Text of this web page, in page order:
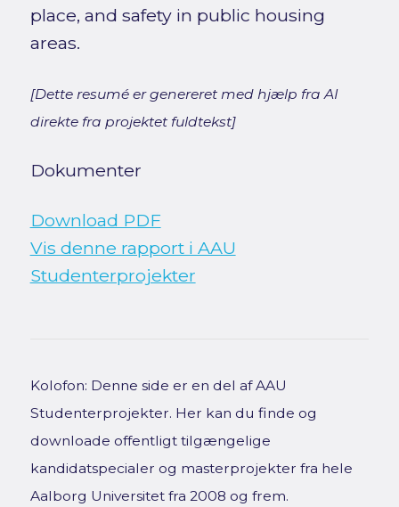
place, and safety in public housing
areas.
[Dette resumé er genereret med hjælp fra AI
direkte fra projektet fuldtekst]
Dokumenter
Download PDF
Vis denne rapport i AAU
Studenterprojekter
Kolofon: Denne side er en del af AAU
Studenterprojekter. Her kan du finde og
downloade offentligt tilgængelige
kandidatspecialer og masterprojekter fra hele
Aalborg Universitet fra 2008 og frem.